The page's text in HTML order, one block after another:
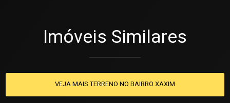
Imóveis Similares
VEJA MAIS TERRENO NO BAIRRO XAXIM